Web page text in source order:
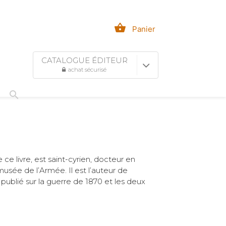
CATALOGUE ÉDITEUR
achat sécurisé
search
shopping_basket Panier
livre, est saint-cyrien, docteur en
de l’Armée. Il est l’auteur de
sur la guerre de 1870 et les deux